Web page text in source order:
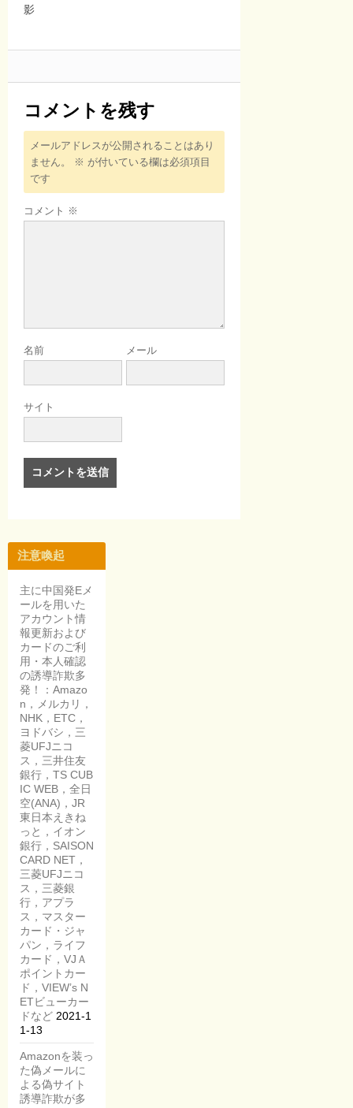
影
コメントを残す
メールアドレスが公開されることはあり
ません。
※ が付いている欄は必須項目
です
コメント ※
名前 メール
サイト
注意喚起
主に中国発Eメ
ールを用いた
アカウント情
報更新および
カードのご利
用・本人確認
の誘導詐欺多
発！：Amazo
n，メルカリ，
NHK，ETC，
ヨドバシ，三
菱UFJニコ
ス，三井住友
銀行，TS CUB
IC WEB，全日
空(ANA)，JR
東日本えきね
っと，イオン
銀行，SAISON
CARD NET，
三菱UFJニコ
ス，三菱銀
行，アプラ
ス，マスター
カード・ジャ
パン，ライフ
カード，VJＡ
ポイントカー
ド，VIEW’s N
ETビューカー
ドなど 2021-1
1-13
Amazonを装っ
た偽メールに
よる偽サイト
誘導詐欺が多